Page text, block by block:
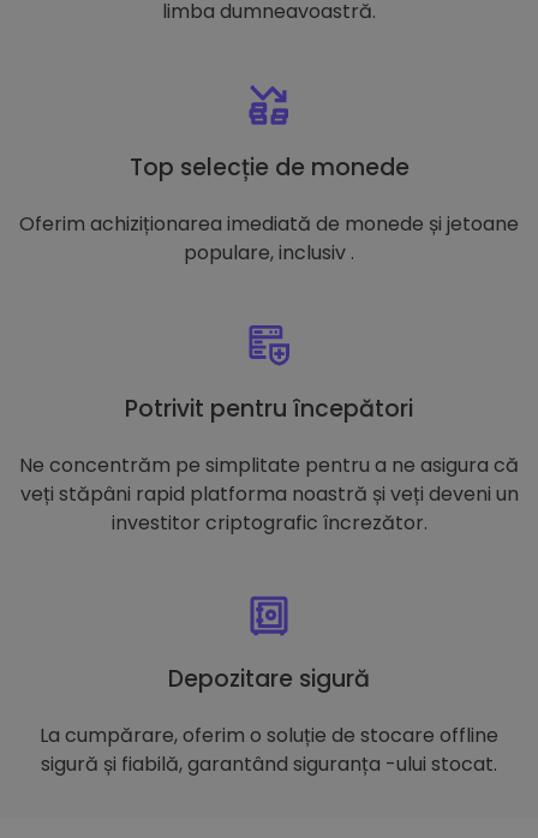
limba dumneavoastră.
Top selecție de monede
Oferim achiziționarea imediată de monede și jetoane
populare, inclusiv .
Potrivit pentru începători
Ne concentrăm pe simplitate pentru a ne asigura că
veți stăpâni rapid platforma noastră și veți deveni un
investitor criptografic încrezător.
Depozitare sigură
La cumpărare, oferim o soluție de stocare offline
sigură și fiabilă, garantând siguranța -ului stocat.